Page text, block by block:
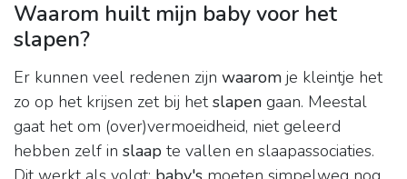
Waarom huilt mijn baby voor het
slapen?
Er kunnen veel redenen zijn waarom je kleintje het
zo op het krijsen zet bij hetslapen gaan. Meestal
gaat het om (over)vermoeidheid, niet geleerd
hebben zelf in slaap te vallen en slaapassociaties.